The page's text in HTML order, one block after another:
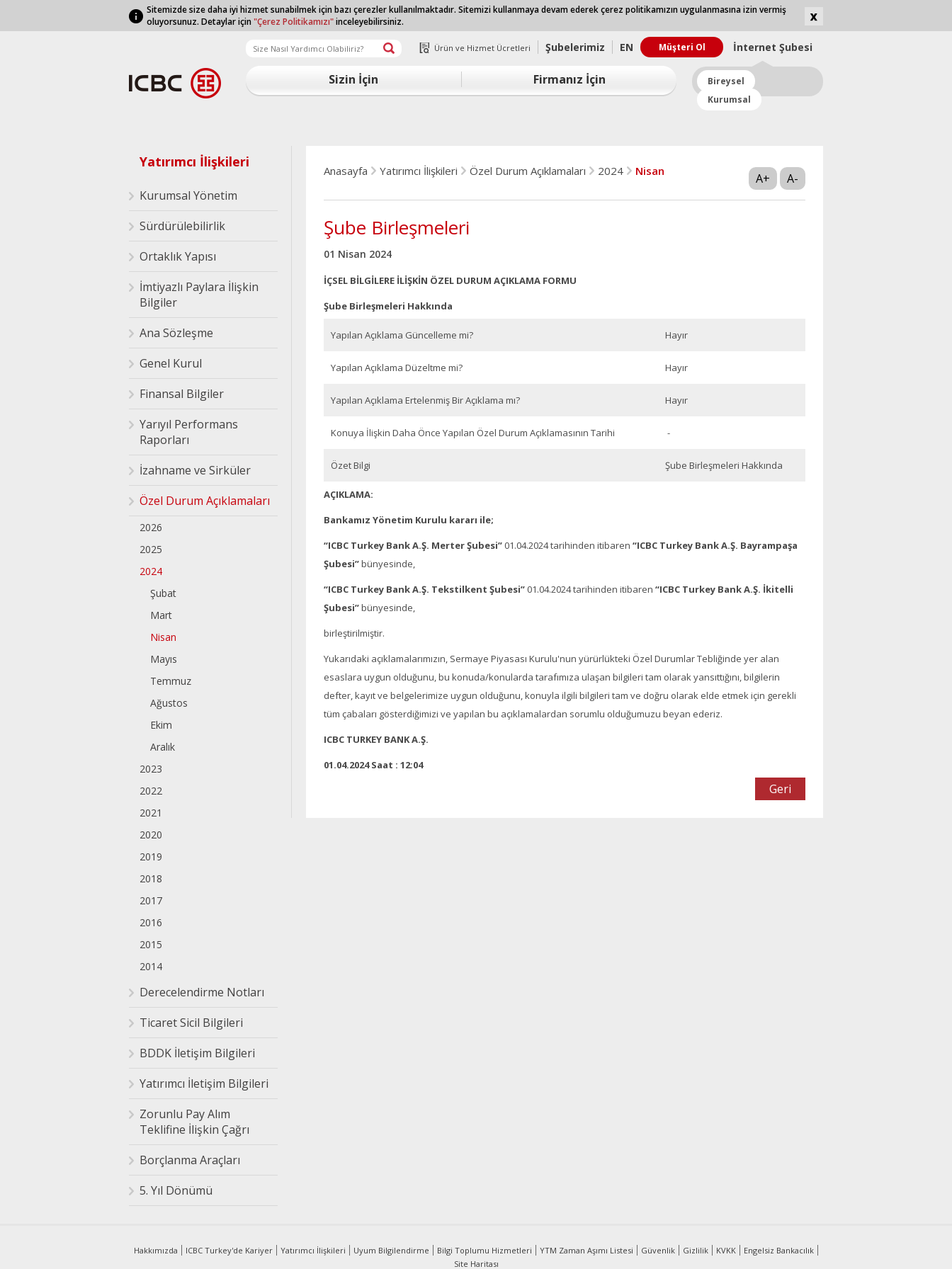
Sitemizde size daha iyi hizmet sunabilmek için bazı çerezler kullanılmaktadır. Sitemizi kullanmaya devam ederek çerez politikamızın uygulanmasına izin vermiş
oluyorsunuz. Detaylar için "Çerez Politikamızı"inceleyebilirsiniz.
Ürün ve Hizmet Ücretleri Şubelerimiz EN Müşteri Ol İnternet Şubesi
Sizin İçin Firmanız İçin
Bireysel
Kurumsal
Yatırımcı İlişkileri
Kurumsal Yönetim
Sürdürülebilirlik
Ortaklık Yapısı
İmtiyazlı Paylara İlişkin
Bilgiler
Ana Sözleşme
Genel Kurul
Finansal Bilgiler
Yarıyıl Performans
Raporları
İzahname ve Sirküler
Özel Durum Açıklamaları
2026
2025
2024
Şubat
Mart
Nisan
Mayıs
Temmuz
Ağustos
Ekim
Aralık
2023
2022
2021
2020
2019
2018
2017
2016
2015
2014
Derecelendirme Notları
Ticaret Sicil Bilgileri
BDDK İletişim Bilgileri
Yatırımcı İletişim Bilgileri
Zorunlu Pay Alım
Teklifine İlişkin Çağrı
Borçlanma Araçları
5. Yıl Dönümü
Anasayfa Yatırımcı İlişkileri Özel Durum Açıklamaları 2024 Nisan A+ A-
Şube Birleşmeleri
01 Nisan 2024
İÇSEL BİLGİLERE İLİŞKİN ÖZEL DURUM AÇIKLAMA FORMU
Şube Birleşmeleri Hakkında
Yapılan Açıklama Güncelleme mi? Hayır
Yapılan Açıklama Düzeltme mi? Hayır
Yapılan Açıklama Ertelenmiş Bir Açıklama mı? Hayır
Konuya İlişkin Daha Önce Yapılan Özel Durum Açıklamasının Tarihi -
Özet Bilgi Şube Birleşmeleri Hakkında
AÇIKLAMA:
Bankamız Yönetim Kurulu kararı ile;
“ICBC Turkey Bank A.Ş. Merter Şubesi” 01.04.2024 tarihinden itibaren “ICBC Turkey Bank A.Ş. Bayrampaşa
Şubesi”bünyesinde,
“ICBC Turkey Bank A.Ş. Tekstilkent Şubesi” 01.04.2024 tarihinden itibaren “ICBC Turkey Bank A.Ş. İkitelli
Şubesi”bünyesinde,
birleştirilmiştir.
Yukarıdaki açıklamalarımızın, Sermaye Piyasası Kurulu'nun yürürlükteki Özel Durumlar Tebliğinde yer alan
esaslara uygun olduğunu, bu konuda/konularda tarafımıza ulaşan bilgileri tam olarak yansıttığını, bilgilerin
defter, kayıt ve belgelerimize uygun olduğunu, konuyla ilgili bilgileri tam ve doğru olarak elde etmek için gerekli
tüm çabaları gösterdiğimizi ve yapılan bu açıklamalardan sorumlu olduğumuzu beyan ederiz.
ICBC TURKEY BANK A.Ş.
01.04.2024 Saat : 12:04
Geri
Hakkımızda ICBC Turkey'de Kariyer Yatırımcı İlişkileri Uyum Bilgilendirme Bilgi Toplumu Hizmetleri YTM Zaman Aşımı Listesi Güvenlik Gizlilik KVKK
Engelsiz Bankacılık
Site Haritası